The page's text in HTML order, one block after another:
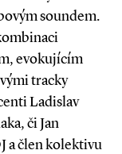
soundem.
evokujícím
tracky
Ladislav
či Jan
a člen kolektivu